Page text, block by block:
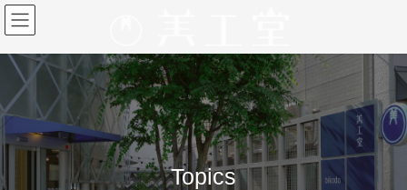
コ
ン
ン
に
動
ナ
ビ
ー
ョ
に
動
Topics